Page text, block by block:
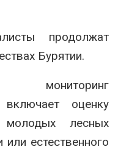
продолжат
Бурятии.
мониторинг
оценку
лесных
естественного